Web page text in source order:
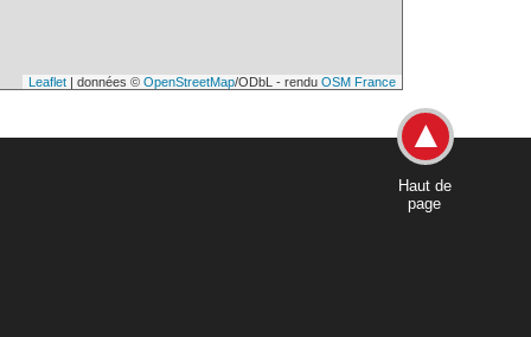
Leaflet | données © OpenStreetMap/ODbL - rendu OSM France
Haut de
page